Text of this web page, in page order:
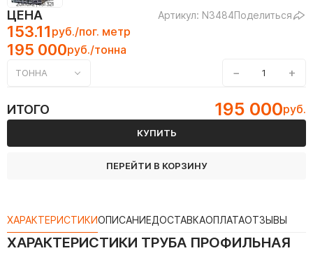
ЦЕНА Артикул: N3484Поделиться
153.11 руб./пог. метр
195 000руб./тонна
ТОННА − +
ИТОГО 195 000руб.
КУПИТЬ
ПЕРЕЙТИ В КОРЗИНУ
ХАРАКТЕРИСТИКИОПИСАНИЕДОСТАВКАОПЛАТАОТЗЫВЫ
ХАРАКТЕРИСТИКИ ТРУБА ПРОФИЛЬНАЯ